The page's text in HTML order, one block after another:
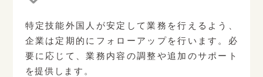
特定技能外国人が安定して業務を行えるよう、
企業は定期的にフォローアップを行います。必
要に応じて、業務内容の調整や追加のサポート
を提供します。